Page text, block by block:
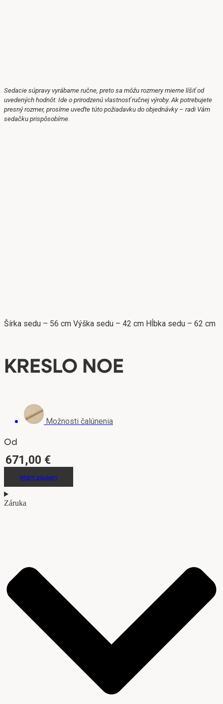
Sedacie súpravy vyrábame ručne, preto sa môžu rozmery mierne líšiť od
uvedených hodnôt. Ide o prirodzenú vlastnosť ručnej výroby. Ak potrebujete
presný rozmer, prosíme uveďte túto požiadavku do objednávky – radi Vám
sedačku prispôsobíme.
Šírka sedu – 56 cm Výška sedu – 42 cm Hĺbka sedu – 62 cm
KRESLO NOE
Možnosti čalúnenia
Od
671,00 €
Mám záujem
Záruka